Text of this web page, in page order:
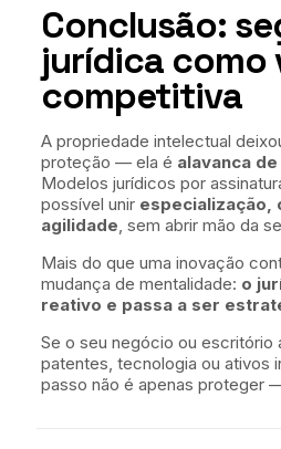
Conclusão:
jurídica como
competitiva
A propriedade intelectual
proteção — ela é alavanca
Modelos jurídicos por
possível unir especialização,
agilidade , sem abrir mão da
Mais do que uma inovação
mudança de mentalidade: o
reativo e passa a ser
Se o seu negócio ou escritório
patentes, tecnologia ou ativos
passo não é apenas proteger